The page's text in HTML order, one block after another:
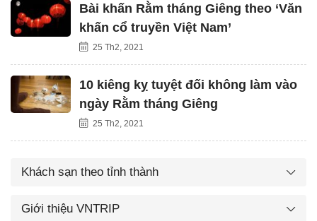
Bài khấn Rằm tháng Giêng theo ‘Văn
khấn cổ truyền Việt Nam’
25 Th2, 2021
10 kiêng kỵ tuyệt đối không làm vào
ngày Rằm tháng Giêng
25 Th2, 2021
Khách sạn theo tỉnh thành
Giới thiệu VNTRIP